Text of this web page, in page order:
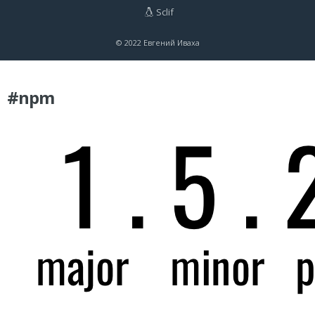
Sclif
© 2022 Евгений Иваха
#npm